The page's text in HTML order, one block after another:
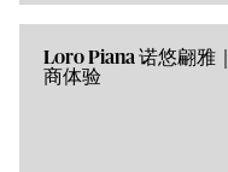
Loro Piana 诺悠翩雅
商体验